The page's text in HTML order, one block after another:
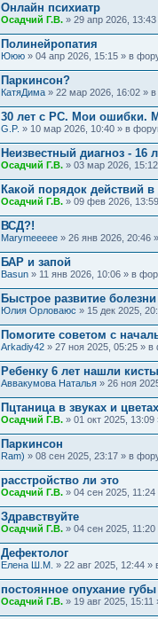
Онлайн психиатр
Осадчий Г.В. » 29 апр 2026,
Полинейропатия
Ююю » 04 апр 2026, 15:15 » в
Паркинсон?
КатяДима » 22 мар 2026, 16:02 »
30 лет с РС. Мои ошибки.
G.P. » 10 мар 2026, 10:40 » в
Неизвестный диагноз - 16
Осадчий Г.В. » 03 мар 2026,
Какой порядок действий
Осадчий Г.В. » 09 фев 2026,
ВСД?!
Marymeeeee » 26 янв 2026, 20:46
БАР и запой
Basun » 11 янв 2026, 10:06 » в
Быстрое развитие
Юлия Орловаюс » 15 дек 2025,
Помогите советом с
Arkadiy42 » 27 ноя 2025, 05:25 »
Ребенку 6 лет нашли
Аввакумова Наталья » 26 ноя
Пцтаница в звуках и цветах
Осадчий Г.В. » 01 окт 2025,
Паркинсон
Ram) » 08 сен 2025, 23:17 » в
расстройство ли это
Осадчий Г.В. » 04 сен 2025,
Здравствуйте
Осадчий Г.В. » 04 сен 2025,
Дефектолог
Елена Ш.М. » 22 авг 2025, 12:44
постоянное опухание
Осадчий Г.В. » 19 авг 2025,